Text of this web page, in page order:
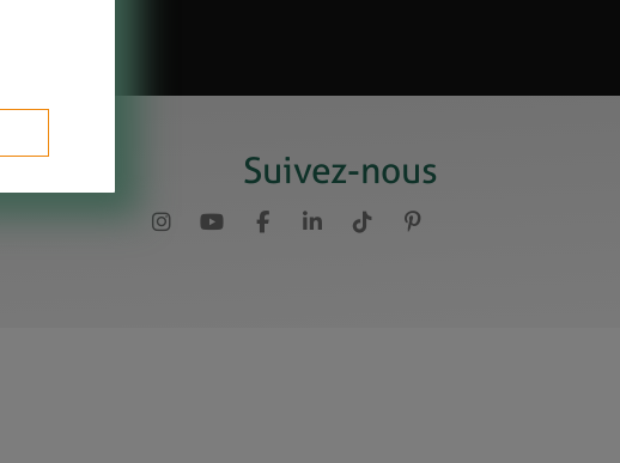
Suivez-nous